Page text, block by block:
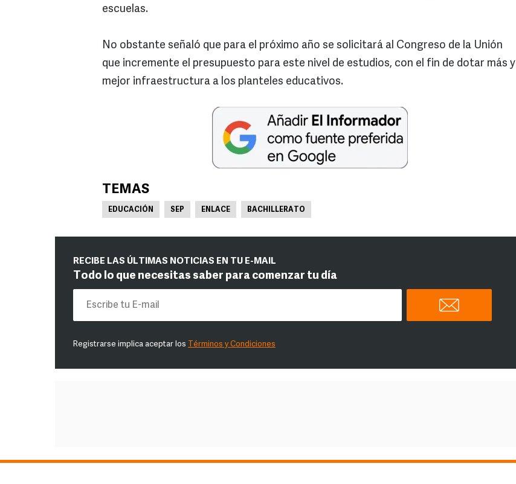
escuelas.
No obstante señaló que para el próximo año se solicitará al Congreso de la Unión
que incremente el presupuesto para este nivel de estudios, con el fin de dotar más y
mejor infraestructura a los planteles educativos.
TEMAS
EDUCACIÓN SEP ENLACE BACHILLERATO
RECIBE LAS ÚLTIMAS NOTICIAS EN TU E-MAIL
Todo lo que necesitas saber para comenzar tu día
Registrarse implica aceptar los Términos y Condiciones